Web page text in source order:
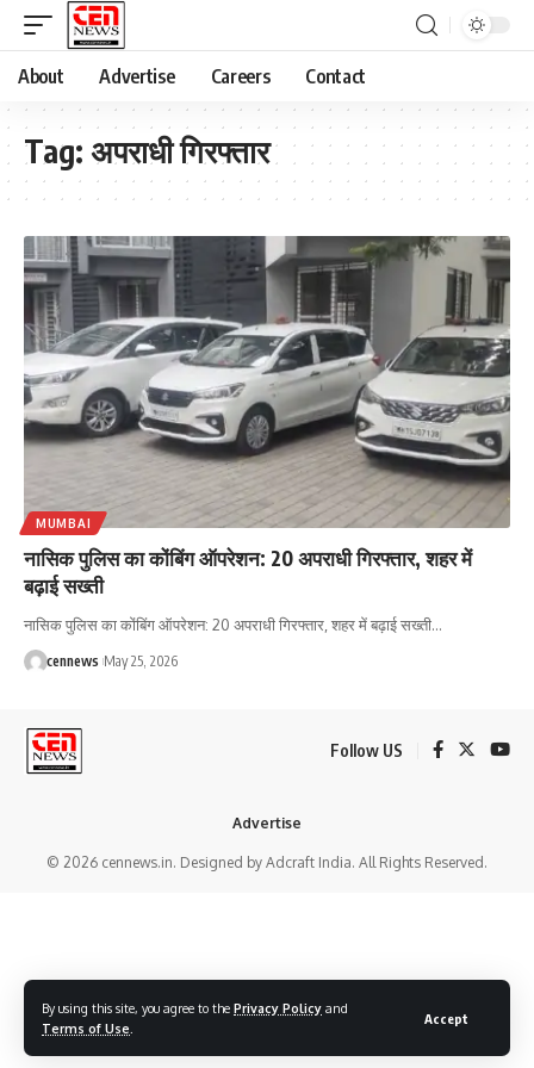
By using this site, you agree to the Privacy Policy and
Terms of Use
Accept
About Advertise Careers Contact
Tag: अपराधी गिरफ्तार
MUMBAI
नासिक पुलिस का कोंबिंग ऑपरेशन: 20 अपराधी गिरफ्तार, शहर में
बढ़ाई सख्ती
नासिक पुलिस का कोंबिंग ऑपरेशन: 20 अपराधी गिरफ्तार, शहर में बढ़ाई सख्ती…
cennews May 25, 2026
Follow US
© 2026 cennews.in. Designed by Adcraft India. All Rights Reserved.
Advertise